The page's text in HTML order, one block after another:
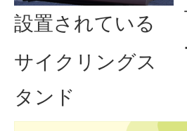
設置されている
サイクリングス
タンド